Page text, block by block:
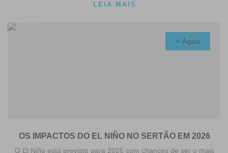
LEIA MAIS
+ Água
OS IMPACTOS DO EL NIÑO NO SERTÃO EM 2026
O El Niño está previsto para 2026 com chances de ser o mais